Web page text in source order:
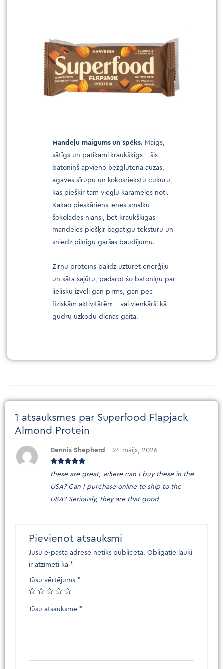
Mandeļu maigums un spēks. Maigs,
sātīgs un patīkami kraukšķīgs – šis
batoniņš apvieno bezglutēna auzas,
agaves sīrupu un kokosriekstu cukuru,
kas piešķir tam vieglu karameles noti.
Kakao pieskāriens ienes smalku
šokolādes niansi, bet kraukšķīgās
mandeles piešķir bagātīgu tekstūru un
sniedz pilnīgu garšas baudījumu.
Zirņu proteīns palīdz uzturēt enerģiju
un sāta sajūtu, padarot šo batoniņu par
lielisku izvēli gan pirms, gan pēc
fiziskām aktivitātēm – vai vienkārši kā
gudru uzkodu dienas gaitā.
1 atsauksmes par Superfood Flapjack
Almond Protein
Novērtēts
ar5no 5
Dennis Shepherd – 24 maijs, 2026
these are great, where can I buy these in the
USA? Can I purchase online to ship to the
USA? Seriously, they are that good
Pievienot atsauksmi
Jūsu e-pasta adrese netiks publicēta. Obligātie lauki
ir atzīmēti kā *
Jūsu vērtējums *
Jūsu atsauksme *